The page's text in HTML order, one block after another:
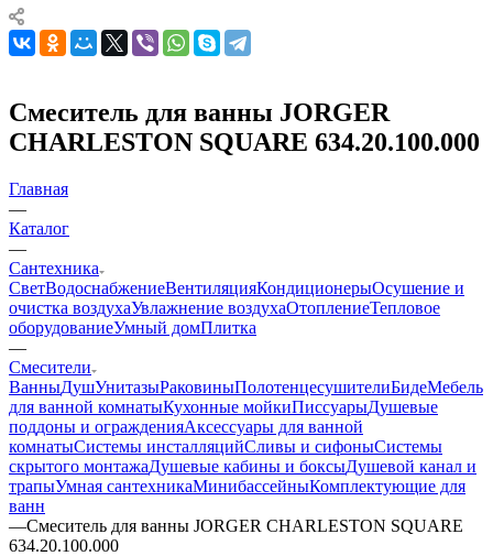
Смеситель для ванны JORGER
CHARLESTON SQUARE 634.20.100.000
Главная
—
Каталог
—
Сантехника
СветВодоснабжениеВентиляцияКондиционерыОсушение и
очистка воздухаУвлажнение воздухаОтоплениеТепловое
оборудованиеУмный домПлитка
—
Смесители
ВанныДушУнитазыРаковиныПолотенцесушителиБидеМебель
для ванной комнатыКухонные мойкиПиссуарыДушевые
поддоны и огражденияАксессуары для ванной
комнатыСистемы инсталляцийСливы и сифоныСистемы
скрытого монтажаДушевые кабины и боксыДушевой канал и
трапыУмная сантехникаМинибассейныКомплектующие для
ванн
—Смеситель для ванны JORGER CHARLESTON SQUARE
634.20.100.000